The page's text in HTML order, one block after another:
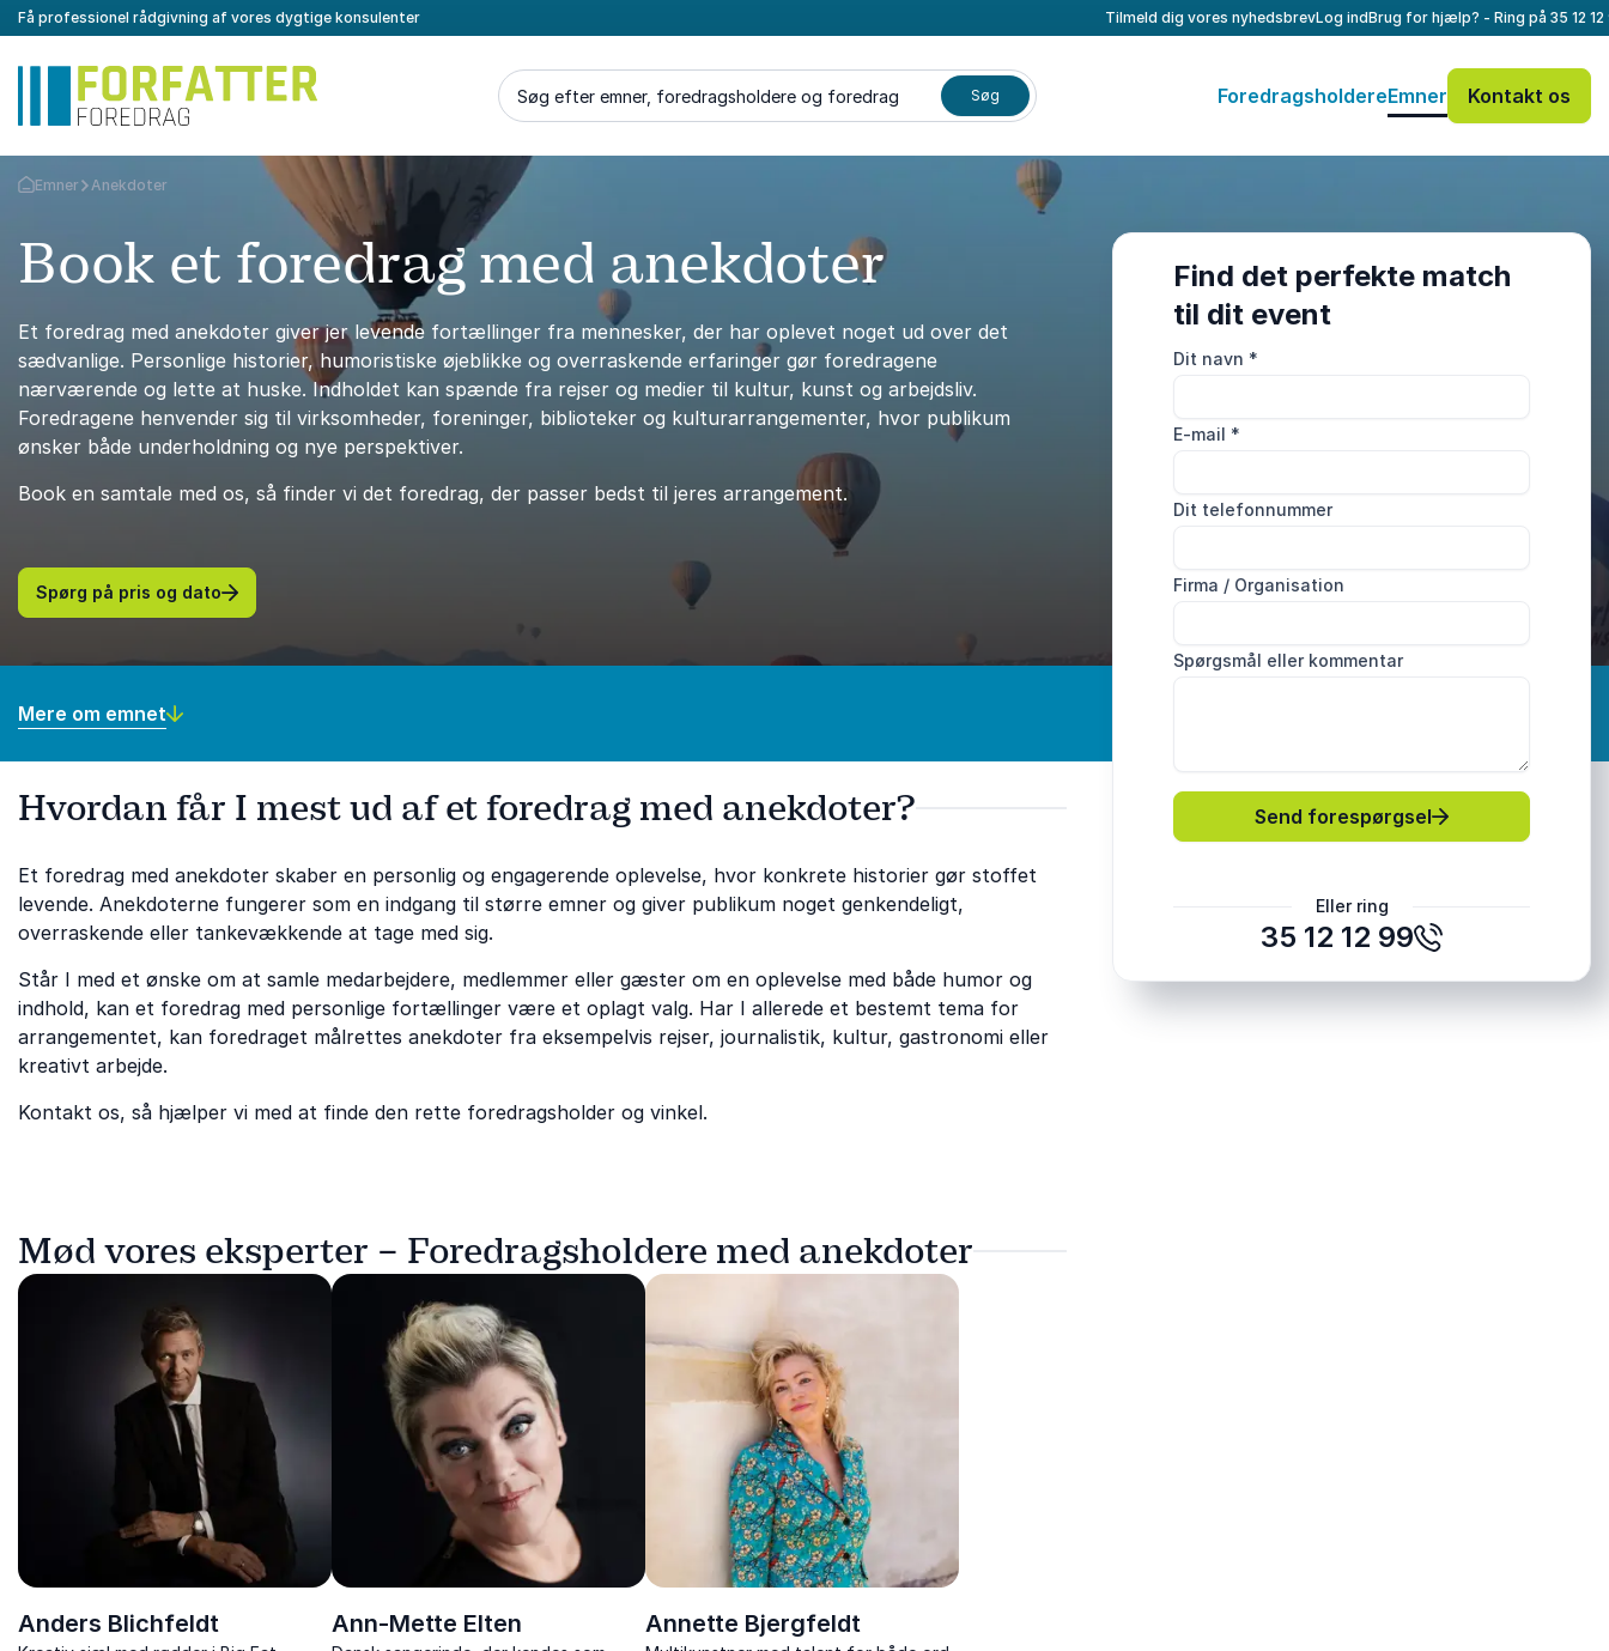
Få professionel rådgivning af vores dygtige konsulenter Tilmeld dig vores nyhedsbrevLog indBrug for hjælp? - Ring på 35 12
Søg efter emner, foredragsholdere og foredrag Søg ForedragsholdereEmner Kontakt os
Tilbage til forsiden
Emner Anekdoter
Book et foredrag med anekdoter
Et foredrag med anekdoter giver jer levende fortællinger fra mennesker, der har oplevet noget ud over det
sædvanlige. Personlige historier, humoristiske øjeblikke og overraskende erfaringer gør foredragene
nærværende og lette at huske. Indholdet kan spænde fra rejser og medier til kultur, kunst og arbejdsliv.
Foredragene henvender sig til virksomheder, foreninger, biblioteker og kulturarrangementer, hvor publikum
ønsker både underholdning og nye perspektiver.
Book en samtale med os, så finder vi det foredrag, der passer bedst til jeres arrangement.
Spørg på pris og dato
Find det perfekte match
til dit event
Dit navn *
E-mail *
Dit telefonnummer
Firma / Organisation
Spørgsmål eller kommentar
Send forespørgsel
Eller ring
35 12 12 99
Mere om emnet
Hvordan får I mest ud af et foredrag med anekdoter?
Et foredrag med anekdoter skaber en personlig og engagerende oplevelse, hvor konkrete historier gør stoffet
levende. Anekdoterne fungerer som en indgang til større emner og giver publikum noget genkendeligt,
overraskende eller tankevækkende at tage med sig.
Står I med et ønske om at samle medarbejdere, medlemmer eller gæster om en oplevelse med både humor og
indhold, kan et foredrag med personlige fortællinger være et oplagt valg. Har I allerede et bestemt tema for
arrangementet, kan foredraget målrettes anekdoter fra eksempelvis rejser, journalistik, kultur, gastronomi eller
kreativt arbejde.
Kontakt os, så hjælper vi med at finde den rette foredragsholder og vinkel.
Mød vores eksperter – Foredragsholdere med anekdoter
Anders Blichfeldt Ann-Mette Elten Annette Bjergfeldt